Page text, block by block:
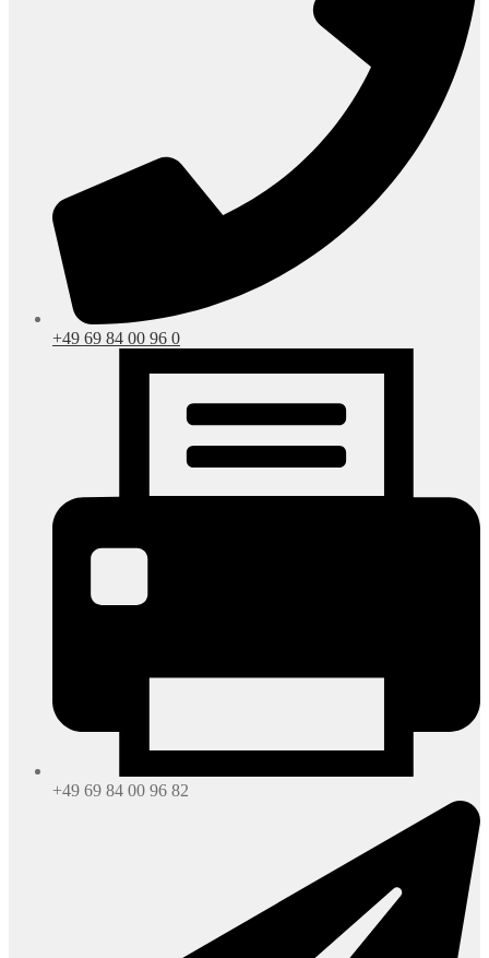
+49 69 84 00 96 0
+49 69 84 00 96 82